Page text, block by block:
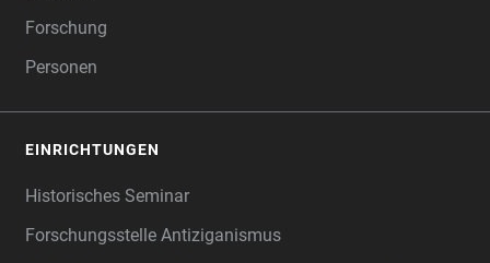
Forschung
Personen
EINRICHTUNGEN
Historisches Seminar
Forschungsstelle Antiziganismus